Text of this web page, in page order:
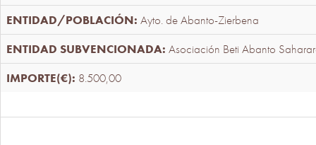
Ayto. de Abanto-Zierbena
Asociación Beti Abanto
8.500,00